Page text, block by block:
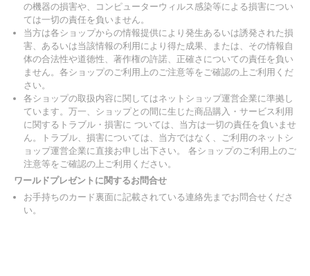
の機器の損害や、コンピューターウィルス感染等による損害につい
ては一切の責任を負いません。
当方は各ショップからの情報提供により発生あるいは誘発された損
害、あるいは当該情報の利用により得た成果、または、その情報自
体の合法性や道徳性、著作権の許諾、正確さについての責任を負い
ません。各ショップのご利用上のご注意等をご確認の上ご利用くだ
さい。
各ショップの取扱内容に関してはネットショップ運営企業に準拠し
ています。万一、ショップとの間に生じた商品購入・サービス利用
に関するトラブル・損害に ついては、当方は一切の責任を負いませ
ん。トラブル、損害については、当方ではなく、ご利用のネットシ
ョップ運営企業に直接お申し出下さい。 各ショップのご利用上のご
注意等をご確認の上ご利用ください。
ワールドプレゼントに関するお問合せ
お手持ちのカード裏面に記載されている連絡先までお問合せくださ
い。